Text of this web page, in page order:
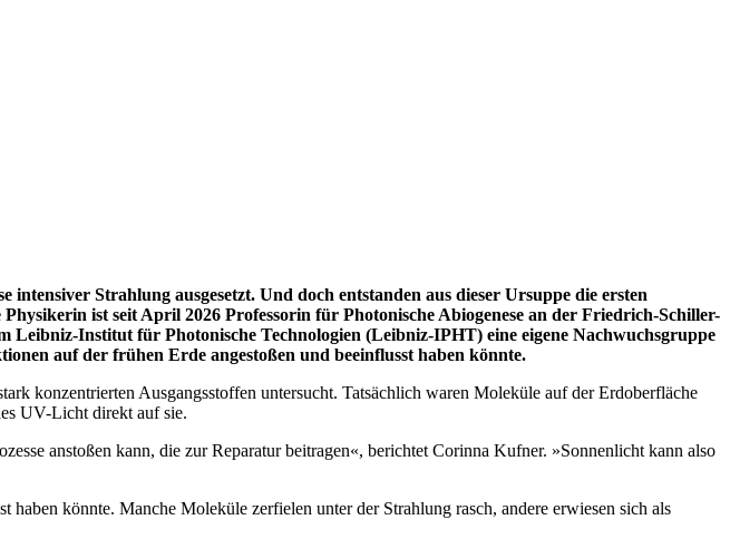
Strahlung ausgesetzt. Und doch entstanden aus dieser Ursuppe die ersten
ist seit April 2026 Professorin für Photonische Abiogenese an der Friedrich-Schiller-
Institut für Photonische Technologien (Leibniz-IPHT) eine eigene Nachwuchsgruppe
auf der frühen Erde angestoßen und beeinflusst haben könnte.
konzentrierten Ausgangsstoffen untersucht. Tatsächlich waren Moleküle auf der Erdoberfläche
UV-Licht direkt auf sie.
anstoßen kann, die zur Reparatur beitragen«, berichtet Corinna Kufner. »Sonnenlicht kann also
könnte. Manche Moleküle zerfielen unter der Strahlung rasch, andere erwiesen sich als